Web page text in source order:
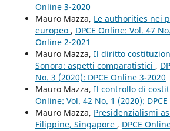
Online 3-2020
Mauro Mazza, Le authorities nei
europeo , DPCE Online: Vol. 47
Online 2-2021
Mauro Mazza, Il diritto
Sonora: aspetti comparatistici ,
No. 3 (2020): DPCE Online 3-2020
Mauro Mazza, Il controllo di
Online: Vol. 42 No. 1 (2020):
Mauro Mazza, Presidenzialismi
Filippine, Singapore , DPCE